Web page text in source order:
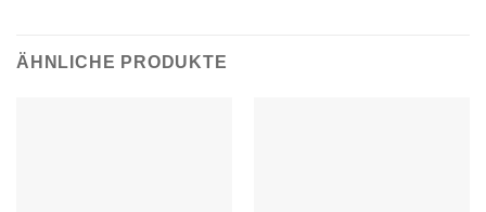
ÄHNLICHE PRODUKTE